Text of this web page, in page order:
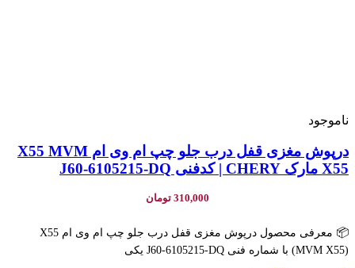
ناموجود
درپوش مغزی قفل درب جلو چپ ام وی ام X55 MVM
X55 مارک CHERY | کدفنی J60-6105215-DQ
310,000 تومان
📦 معرفی محصول درپوش مغزی قفل درب جلو چپ ام وی ام X55
(MVM X55) با شماره فنی J60-6105215-DQ یکی